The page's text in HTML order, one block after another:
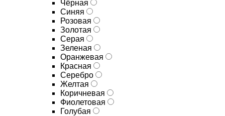
Чёрная
Синяя
Розовая
Золотая
Серая
Зеленая
Оранжевая
Красная
Серебро
Желтая
Коричневая
Фиолетовая
Голубая